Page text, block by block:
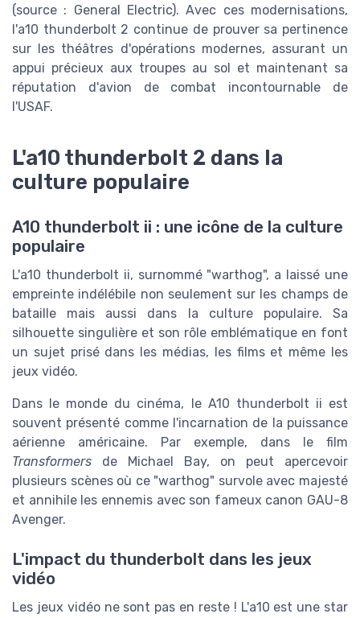
(source : General Electric). Avec ces modernisations,
l'a10 thunderbolt 2 continue de prouver sa pertinence
sur les théâtres d'opérations modernes, assurant un
appui précieux aux troupes au sol et maintenant sa
réputation d'avion de combat incontournable de
l'USAF.
L'a10 thunderbolt 2 dans la
culture populaire
A10 thunderbolt ii : une icône de la culture
populaire
L'a10 thunderbolt ii, surnommé "warthog", a laissé une
empreinte indélébile non seulement sur les champs de
bataille mais aussi dans la culture populaire. Sa
silhouette singulière et son rôle emblématique en font
un sujet prisé dans les médias, les films et même les
jeux vidéo.
Dans le monde du cinéma, le A10 thunderbolt ii est
souvent présenté comme l'incarnation de la puissance
aérienne américaine. Par exemple, dans le film
Transformers de Michael Bay, on peut apercevoir
plusieurs scènes où ce "warthog" survole avec majesté
et annihile les ennemis avec son fameux canon GAU-8
Avenger.
L'impact du thunderbolt dans les jeux
vidéo
Les jeux vidéo ne sont pas en reste ! L'a10 est une star